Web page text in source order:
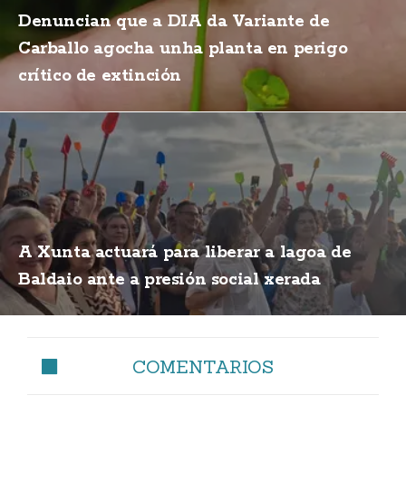
Denuncian que a DIA da Variante de
Carballo agocha unha planta en perigo
crítico de extinción
A Xunta actuará para liberar a lagoa de
Baldaio ante a presión social xerada
COMENTARIOS